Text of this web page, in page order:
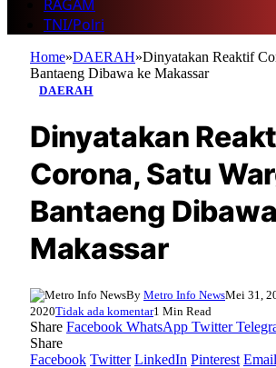
RAGAM
TNI/Polri
Home»DAERAH»Dinyatakan Reaktif
Bantaeng Dibawa ke Makassar
DAERAH
Dinyatakan
Corona, Satu
Bantaeng
Makassar
By Metro Info NewsMei 31,
2020Tidak ada komentar1 Min Read
Share Facebook WhatsApp Twitter
Share
Facebook Twitter LinkedIn Pinterest Email